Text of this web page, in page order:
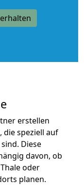
erstellen
die speziell auf
Diese
davon, ob
oder
planen.